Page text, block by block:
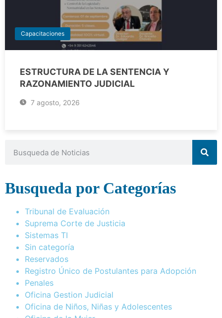
Capacitaciones
ESTRUCTURA DE LA SENTENCIA Y
RAZONAMIENTO JUDICIAL
7 agosto, 2026
Busqueda por Categorías
Tribunal de Evaluación
Suprema Corte de Justicia
Sistemas TI
Sin categoría
Reservados
Registro Único de Postulantes para Adopción
Penales
Oficina Gestion Judicial
Oficina de Niños, Niñas y Adolescentes